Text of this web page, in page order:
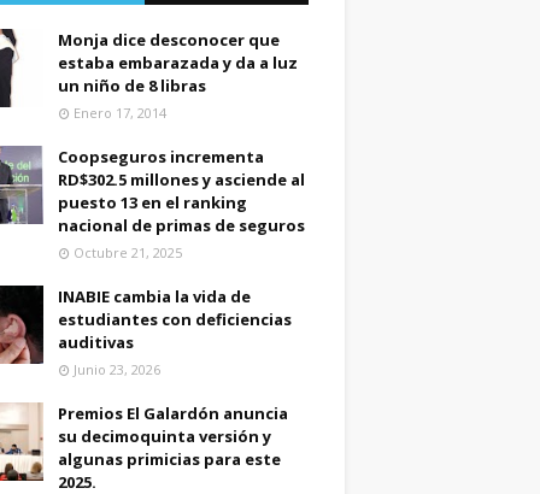
Monja dice desconocer que
estaba embarazada y da a luz
un niño de 8 libras
Enero 17, 2014
Coopseguros incrementa
RD$302.5 millones y asciende al
puesto 13 en el ranking
nacional de primas de seguros
Octubre 21, 2025
INABIE cambia la vida de
estudiantes con deficiencias
auditivas
Junio 23, 2026
Premios El Galardón anuncia
su decimoquinta versión y
algunas primicias para este
2025.